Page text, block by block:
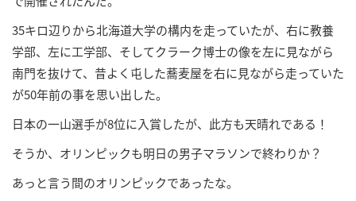
35キロ辺りから北海道大学の構内を走っていたが、右に教養
学部、左に工学部、そしてクラーク博士の像を左に見ながら
南門を抜けて、昔よく屯した蕎麦屋を右に見ながら走っていた
が50年前の事を思い出した。
日本の一山選手が8位に入賞したが、此方も天晴れである！
そうか、オリンピックも明日の男子マラソンで終わりか？
あっと言う間のオリンピックであったな。